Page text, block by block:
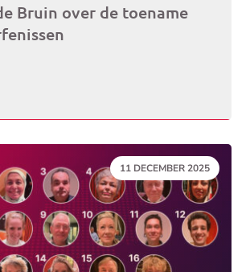
Bruin over de toename
DATUM:
11 DECEMBER 2025